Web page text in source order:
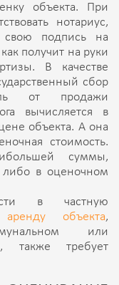
объекта. При
нотариус,
свою подпись на
получит на руки
В качестве
сбор
от продажи
вычисляется в
объекта. А она
стоимость.
суммы,
либо в оценочном
в частную
объекта,
или
также требует